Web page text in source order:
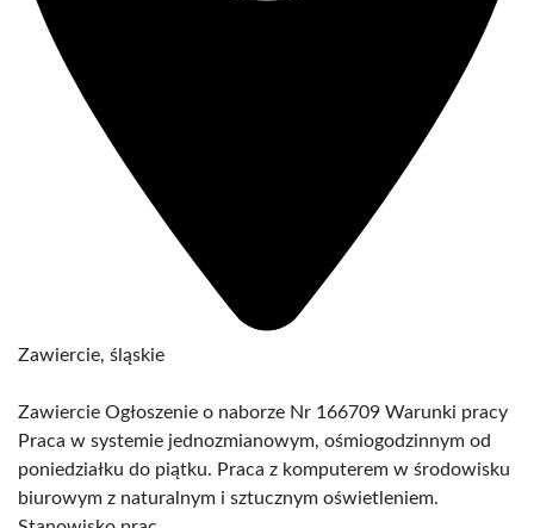
Zawiercie, śląskie
Zawiercie Ogłoszenie o naborze Nr 166709 Warunki pracy
Praca w systemie jednozmianowym, ośmiogodzinnym od
poniedziałku do piątku. Praca z komputerem w środowisku
biurowym z naturalnym i sztucznym oświetleniem.